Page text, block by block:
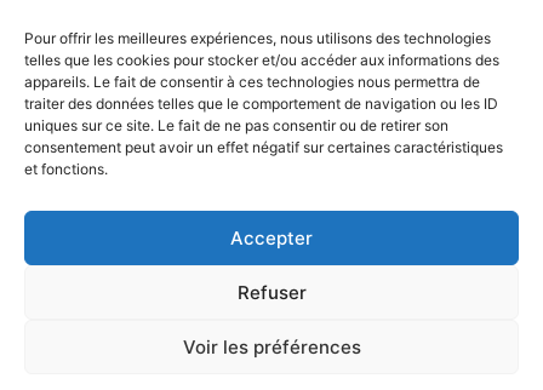
Pour offrir les meilleures expériences, nous utilisons des technologies
telles que les cookies pour stocker et/ou accéder aux informations des
appareils. Le fait de consentir à ces technologies nous permettra de
traiter des données telles que le comportement de navigation ou les ID
uniques sur ce site. Le fait de ne pas consentir ou de retirer son
consentement peut avoir un effet négatif sur certaines caractéristiques
et fonctions.
Accepter
Refuser
Voir les préférences
SMV permet de vous aider à gagner du temps et vous
permettre de vous concentrer sur l’essentiel de votre
métier
Téléphone:0 805 69 64 75 / 02 37 34 04 04
contact@smvformation.fr
Création & Hébergement Web Cloud par